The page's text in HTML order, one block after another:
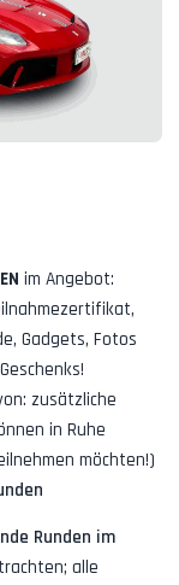
im Angebot:
Gadgets, Fotos
zusätzliche
in Ruhe
möchten!)
Runden im
alle